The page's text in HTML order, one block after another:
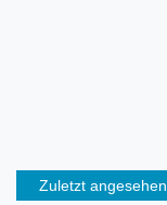
Zuletzt angesehen